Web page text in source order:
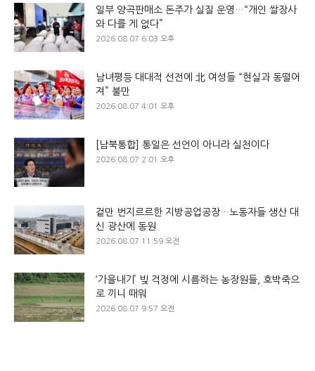
일부 양곡판매소 돈주가 실질 운영…“개인 쌀장사
와 다를 게 없다”
2026.08.07 6:03 오후
남녀평등 대대적 선전에 北 여성들 “현실과 동떨어
져” 불만
2026.08.07 4:01 오후
[남북통합] 통일은 선언이 아니라 실천이다
2026.08.07 2:01 오후
겉만 번지르르한 지방공업공장…노동자들 생산 대
신 광산에 동원
2026.08.07 11:59 오전
‘가을내기’ 빚 걱정에 시름하는 농장원들, 호박죽으
로 끼니 때워
2026.08.07 9:57 오전